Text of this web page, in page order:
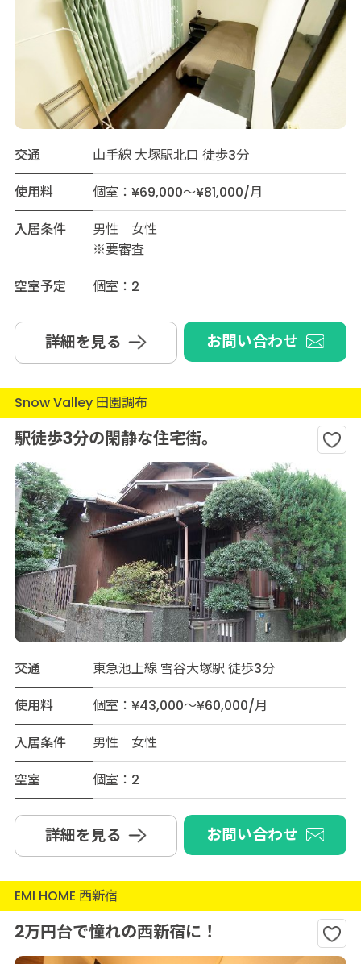
交通
山手線 大塚駅北口 徒歩3分
使用料
個室：¥69,000～¥81,000/月
入居条件
男性 女性
※要審査
空室予定
個室：2
詳細を見る お問い合わせ
Snow Valley 田園調布
駅徒歩3分の閑静な住宅街。
交通
東急池上線 雪谷大塚駅 徒歩3分
使用料
個室：¥43,000～¥60,000/月
入居条件
男性 女性
空室
個室：2
詳細を見る お問い合わせ
EMI HOME 西新宿
2万円台で憧れの西新宿に！